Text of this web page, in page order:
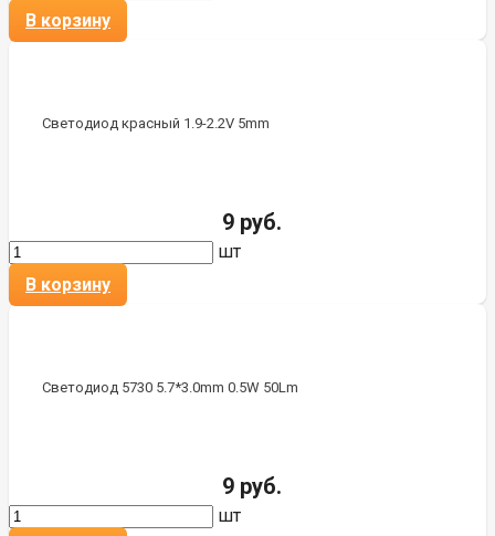
В корзину
Светодиод красный 1.9-2.2V 5mm
9 руб.
шт
В корзину
Светодиод 5730 5.7*3.0mm 0.5W 50Lm
9 руб.
шт